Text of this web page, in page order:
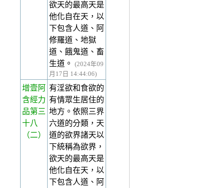
欲天的最高天是
他化自在天，以
下包含人道、阿
修羅道、地獄
道、餓鬼道、畜
生道。
(2024年09
月17日 14:44:06)
增壹阿
含經力
品第三
十八
（二）
有淫欲和食欲的
有情眾生居住的
地方。依照三界
六道的分類，天
道的欲界諸天以
下統稱為欲界，
欲天的最高天是
他化自在天，以
下包含人道、阿